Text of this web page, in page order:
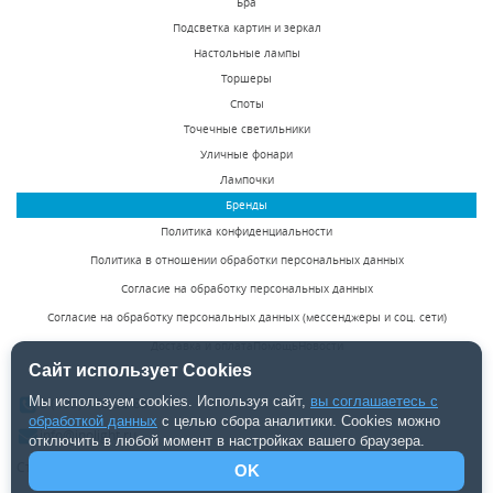
Бра Inodesign Allen
44.663
Под заказ
светильник Inodesign
Geometry Gold 44.9173
Есть в наличии
Подсветка картин и зеркал
Настольные лампы
Торшеры
Споты
Точечные светильники
Уличные фонари
Лампочки
Бренды
Политика конфиденциальности
Политика в отношении обработки персональных данных
Согласие на обработку персональных данных
Согласие на обработку персональных данных (мессенджеры и соц. сети)
Доставка и оплатаПомощьНовости
8 (495) 142-50-85
info@inolight.ru
Студия светодизайна "INOLight" ©2026.
Сайт использует Cookies
Мы используем cookies. Используя сайт, вы соглашаетесь с
обработкой данных с целью сбора аналитики. Cookies можно
отключить в любой момент в настройках вашего браузера.
OK